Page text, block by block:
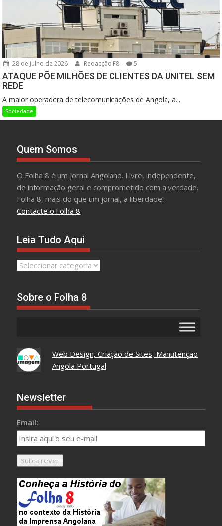
28 de Julho de 2026 Redacção F8 5
ATAQUE PÕE MILHÕES DE CLIENTES DA UNITEL SEM
REDE
A maior operadora de telecomunicações de Angola, a...
Sociedade
Quem Somos
O Folha 8 é um jornal Angolano. Livre, independente,
de informação geral e comprometido com a verdade.
Folha 8, mais do que um jornal, a liberdade!
Contacte o Folha 8
Leia Tudo Aqui
Leia
Sobre o Folha 8
Web Design, Criação de Sites, Manutenção
Angola Portugal
Newsletter
Email: